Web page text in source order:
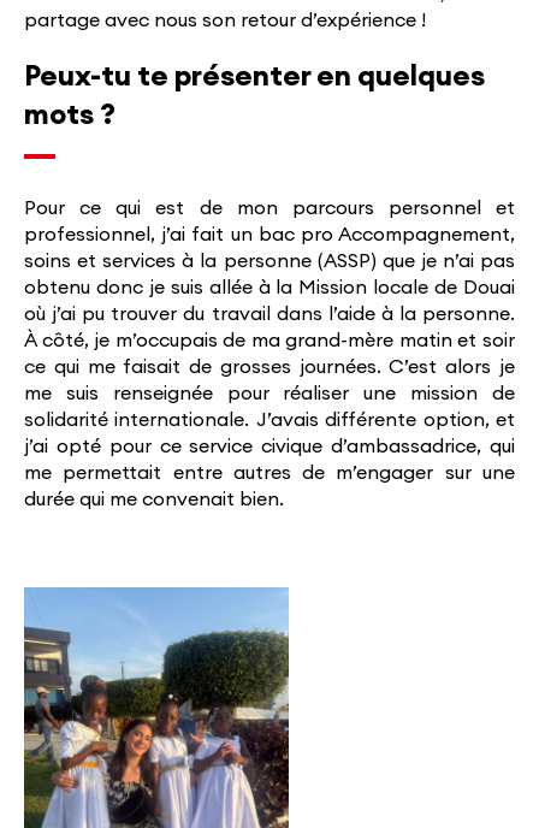
partage avec nous son retour d’expérience !
Peux-tu te présenter en quelques
mots ?
Pour ce qui est de mon parcours personnel et
professionnel, j’ai fait un bac pro Accompagnement,
soins et services à la personne (ASSP) que je n’ai pas
obtenu donc je suis allée à la Mission locale de Douai
où j’ai pu trouver du travail dans l’aide à la personne.
À côté, je m’occupais de ma grand-mère matin et soir
ce qui me faisait de grosses journées. C’est alors je
me suis renseignée pour réaliser une mission de
solidarité internationale. J’avais différente option, et
j’ai opté pour ce service civique d’ambassadrice, qui
me permettait entre autres de m’engager sur une
durée qui me convenait bien.